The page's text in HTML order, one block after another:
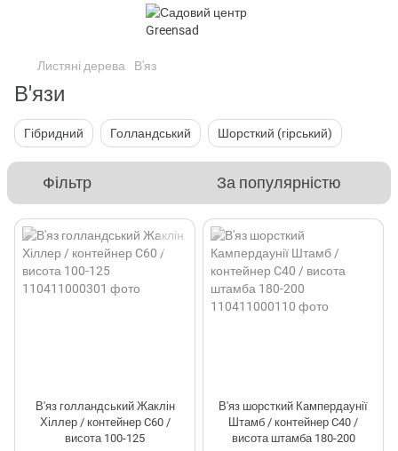
Листяні дерева В'яз
В'язи
Гібридний Голландський Шорсткий (гірський)
Фільтр За популярністю
В'яз голландський Жаклін
Хіллер / контейнер C60 /
висота 100-125
В'яз шорсткий Кампердаунії
Штамб / контейнер C40 /
висота штамба 180-200